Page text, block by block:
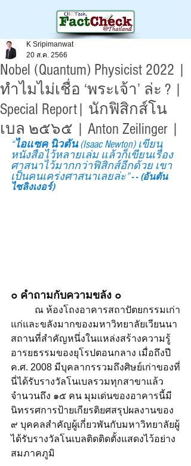
Nobel (Quantum) Physicist 2022 |
ทำไมไม่เชื่อ ‘พระเจ้า’ ล่ะ ? |
Special Report| นักฟิสิกส์โน
เบล ๒๕๖๕ | Anton Zeilinger |
K Sripimanwat
20 ส.ค. 2566
“ไอแซค นิวตัน (Isaac Newton) เขียน
หนังสือไว้หลายเล่ม แล้วก็เขียนเรื่อง
ศาสนาไว้มากกว่าฟิสิกส์อีกด้วย เขา
เป็นคนเคร่งศาสนาเลยล่ะ” - - (อันตัน
ไซลิงเงอร์)
๐ คำถามกับความขลัง ๐
ณ ห้องโถงอาคารสถาปัตยกรรมเก่า
แก่และขลังมากของมหาวิทยาลัยเวียนนา
สถานที่สำคัญหนึ่งในแหล่งสร้างความรู้
อารยธรรมของยุโรปตอนกลาง เมื่อถึงปี
ค.ศ. 2008 มีบุคลากรรวมถึงศิษย์เก่าของที่
นี่ได้รับรางวัลโนเบลรวมทุกสาขาแล้ว
จำนวนถึง ๑๕ คน มุมเด่นของอาคารนี้มี
นิทรรศการป้ายเกียรติยศสรุปผลงานของ
๙ บุคคลสำคัญผู้เกี่ยวพันกับมหาวิทยาลัยผู้
ได้รับรางวัลโนเบลติดติดตั้งแสดงไว้อย่าง
สมภาคภูมิ